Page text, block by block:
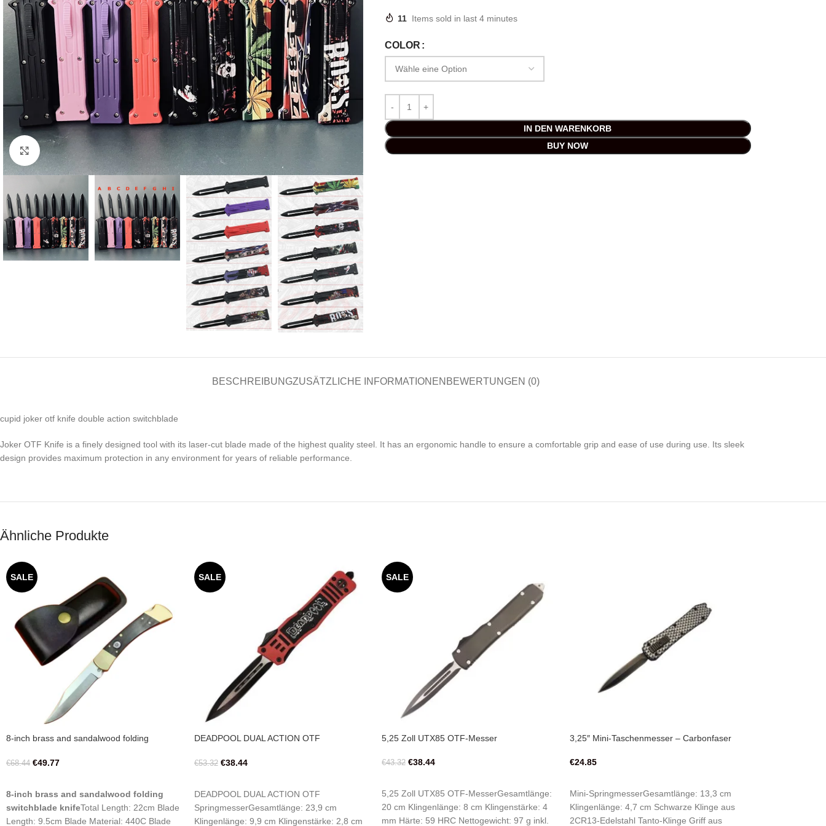
Click to enlarge
11 Items sold in last 4 minutes
COLOR
IN DEN WARENKORB
BUY NOW
BESCHREIBUNGZUSÄTZLICHE INFORMATIONEN BEWERTUNGEN (0)
cupid joker otf knife double action switchblade
Joker OTF Knife is a finely designed tool with its laser-cut blade made of the highest quality steel. It has an ergonomic handle to ensure a comfortable grip and ease of use during use. Its sleek
design provides maximum protection in any environment for years of reliable performance.
Ähnliche Produkte
SALE
8-inch brass and sandalwood folding
€68.44 €49.77
8-inch brass and sandalwood folding
switchblade knifeTotal Length: 22cm Blade
Length: 9.5cm Blade Material: 440C Blade
SALE
DEADPOOL DUAL ACTION OTF
€53.32 €38.44
DEADPOOL DUAL ACTION OTF
SpringmesserGesamtlänge: 23,9 cm
Klingenlänge: 9,9 cm Klingenstärke: 2,8 cm
SALE
5,25 Zoll UTX85 OTF-Messer
€43.32 €38.44
5,25 Zoll UTX85 OTF-MesserGesamtlänge:
20 cm Klingenlänge: 8 cm Klingenstärke: 4
mm Härte: 59 HRC Nettogewicht: 97 g inkl.
3,25″ Mini-Taschenmesser – Carbonfaser
€24.85
Mini-SpringmesserGesamtlänge: 13,3 cm
Klingenlänge: 4,7 cm Schwarze Klinge aus
2CR13-Edelstahl Tanto-Klinge Griff aus